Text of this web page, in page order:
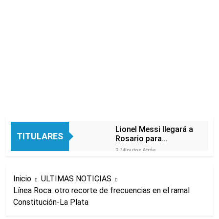
TITULARES
Lionel Messi llegará a
Rosario para
despedir a su padre
3 Minutos Atrás
Messi, a los 68 años
4 Horas Atrás
Thiago Medina fue
Inicio
ULTIMAS NOTICIAS
Línea Roca: otro recorte de frecuencias en el ramal
Constitución-La Plata